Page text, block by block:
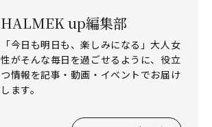
HALMEK up編集部
「今日も明日も、楽しみになる」大人女
性がそんな毎日を過ごせるように、役立
つ情報を記事・動画・イベントでお届け
します。